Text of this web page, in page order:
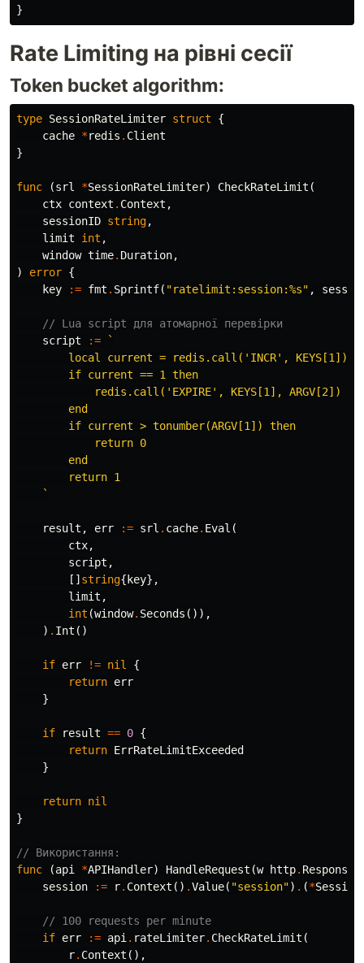
}
Rate Limiting на рівні сесії
Token bucket algorithm:
type SessionRateLimiter struct
{
cache *redis . Client
}
func (srl *SessionRateLimiter) CheckRateLimit (
ctx context . Context ,
sessionID string,
limit
int ,
window time. Duration,
)
error {
key
:= fmt . Sprintf( "ratelimit:session:%s" ,
// Lua script для атомарної перевірки
script
:=
`
        local current = redis.call('INCR', KEYS[1])
        if current == 1 then
            redis.call('EXPIRE', KEYS[1], ARGV[2])
        end
        if current > tonumber(ARGV[1]) then
            return 0
        end
        return 1
    `
result , err := srl . cache. Eval (
ctx,
script ,
[] string{ key},
limit ,
int (window. Seconds ()),
) . Int ()
if err != nil
{
return err
}
if result == 0 {
return ErrRateLimitExceeded
}
return nil
}
// Використання:
func
(api *APIHandler) HandleRequest (w http.
session
:= r. Context () .Value( "session") . (*Session
// 100 requests per minute
if err := api . rateLimiter. CheckRateLimit (
r. Context (),